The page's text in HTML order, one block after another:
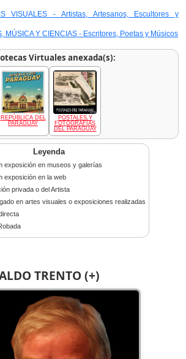
TRENTO (+)
VISUALES - Artistas, Artesanos, Escultores y
MÚSICA Y CIENCIAS - Escritores, Poetas y Músicos
Virtuales anexada(s):
REPÚBLICA DEL
PARAGUAY
POSTALES Y
FOTOGRAFÍAS
DEL PARAGUAY
Leyenda
exposición en museos y galerías
exposición en la web
privada o del Artista
en artes visuales o exposiciones realizadas